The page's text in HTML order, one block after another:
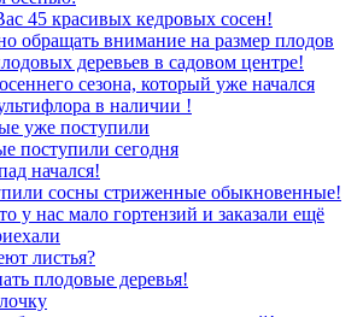
45 красивых кедровых сосен!
обращать внимание на размер плодов
деревьев в садовом центре!
сезона, который уже начался
в наличии !
уже поступили
поступили сегодня
начался!
сосны стриженные обыкновенные!
у нас мало гортензий и заказали ещё
листья?
плодовые деревья!